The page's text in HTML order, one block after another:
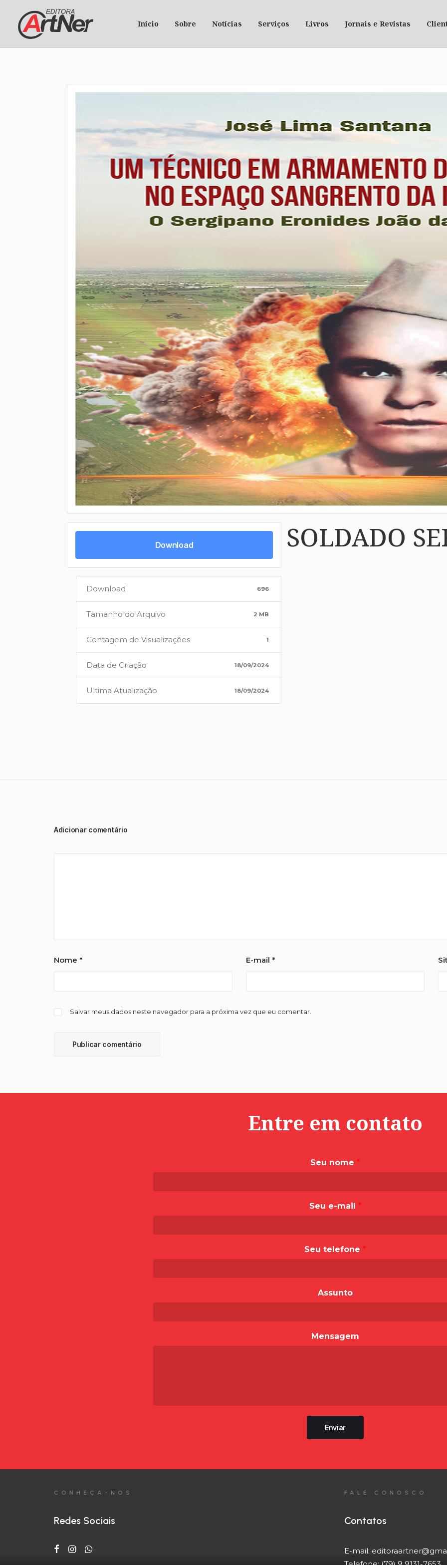
Início Sobre Notícias Serviços Livros Jornais e Revistas
Download
Download 696
Tamanho do Arquivo 2 MB
Contagem de Visualizações 1
Data de Criação 18/09/2024
Ultima Atualização 18/09/2024
SOLDADO
Adicionar comentário
Nome * E-mail *
Salvar meus dados neste navegador para a próxima vez que eu comentar.
Entre em contato
Seu nome *
Seu e-mail *
Seu telefone *
Assunto
Mensagem
Enviar
CONHEÇA-NOS
Redes Sociais
FALE CONOSCO
Contatos
E-mail: